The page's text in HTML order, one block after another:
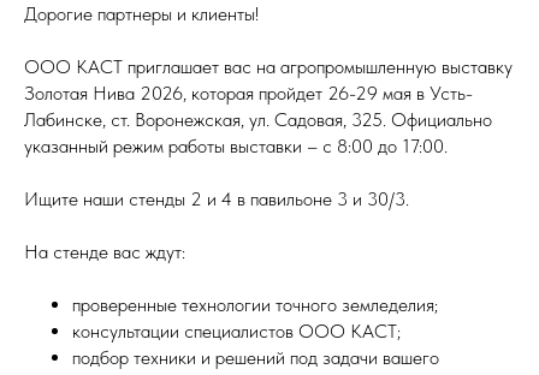
Дорогие партнеры и клиенты!
ООО КАСТ приглашает вас на агропромышленную выставку
Золотая Нива 2026, которая пройдет 26-29 мая в Усть-
Лабинске, ст. Воронежская, ул. Садовая, 325. Официально
указанный режим работы выставки – с 8:00 до 17:00.
Ищите наши стенды 2 и 4 в павильоне 3 и 30/3.
На стенде вас ждут:
проверенные технологии точного земледелия;
консультации специалистов ООО КАСТ;
подбор техники и решений под задачи вашего